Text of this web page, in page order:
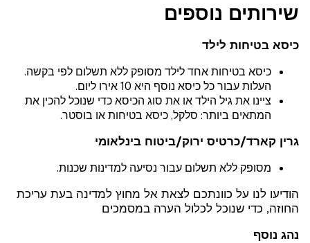
שירותים נוספים
כיסא בטיחות לילד
כיסא בטיחות אחד לילד מסופק ללא תשלום לפי בקשה.
העלות עבור כל כיסא נוסף היא 10 אירו ליום.
ציינו את גיל הילד או את סוג הכיסא כדי שנוכל להכין את
המתאים ביותר: סלקל, כיסא בטיחות או בוסטר.
גרין קארד/כרטיס ירוק/ביטוח בינלאומי
מסופק ללא תשלום עבור נסיעה למדינות שכנות.
הודיעו לנו על כוונתכם לצאת אל מחוץ למדינה בעת עריכת
החוזה, כדי שנוכל לכלול הערה במסמכים
נהג נוסף